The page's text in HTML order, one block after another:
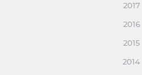
2017
2016
2015
2014